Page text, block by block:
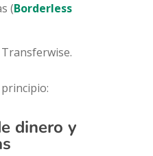
(Borderless
dinero y